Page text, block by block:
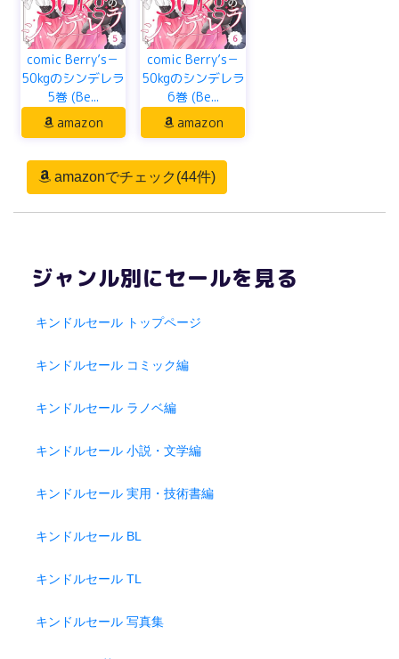
comic Berry’s－
50kgのシンデレラ
5巻 (Be...
amazon
comic Berry’s－
50kgのシンデレラ
6巻 (Be...
amazon
amazonでチェック(44件)
ジャンル別にセールを見る
キンドルセール トップページ
キンドルセール コミック編
キンドルセール ラノベ編
キンドルセール 小説・文学編
キンドルセール 実用・技術書編
キンドルセール BL
キンドルセール TL
キンドルセール 写真集